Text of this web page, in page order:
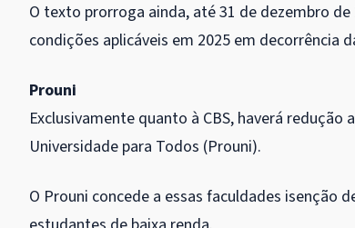
O texto prorroga ainda, até 31 de dezembro
condições aplicáveis em 2025 em decorrência
Prouni
Exclusivamente quanto à CBS, haverá
Universidade para Todos (Prouni).
O Prouni concede a essas faculdades